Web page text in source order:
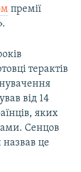
премії
терактів
від 14
яких
Сенцов
це